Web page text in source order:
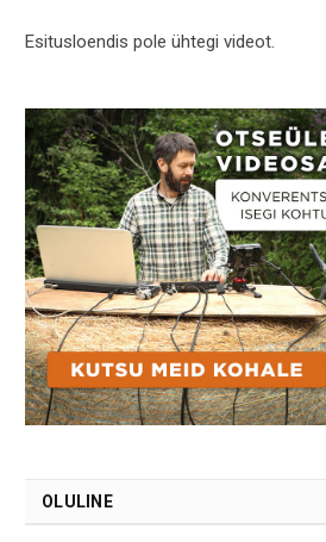
Esitusloendis pole ühtegi videot.
OLULINE